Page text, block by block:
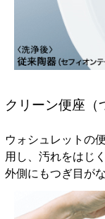
クリーン便座（
ウォシュレットの
用し、汚れをはじ
外側にもつぎ目が